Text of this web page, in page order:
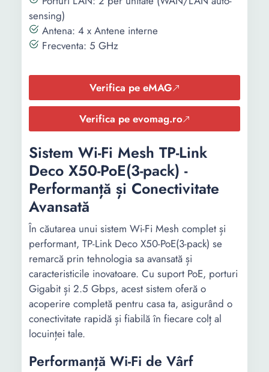
sensing)
Antena: 4 x Antene interne
Frecventa: 5 GHz
Verifica pe eMAG
Verifica pe evomag.ro
Sistem Wi-Fi Mesh TP-Link
Deco X50-PoE(3-pack) -
Performanță și Conectivitate
Avansată
În căutarea unui sistem Wi-Fi Mesh complet și
performant, TP-Link Deco X50-PoE(3-pack) se
remarcă prin tehnologia sa avansată și
caracteristicile inovatoare. Cu suport PoE, porturi
Gigabit și 2.5 Gbps, acest sistem oferă o
acoperire completă pentru casa ta, asigurând o
conectivitate rapidă și fiabilă în fiecare colț al
locuinței tale.
Performanță Wi-Fi de Vârf